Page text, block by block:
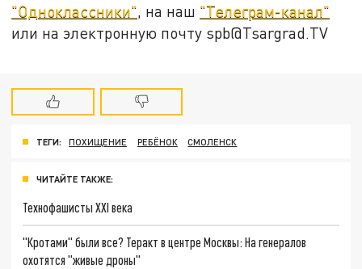
"Одноклассники", на наш "Телеграм-канал"
или на электронную почту spb@Tsargrad.TV
ТЕГИ: ПОХИЩЕНИЕ РЕБЁНОК СМОЛЕНСК
ЧИТАЙТЕ ТАКЖЕ:
Технофашисты XXI века
"Кротами" были все? Теракт в центре Москвы: На генералов
охотятся "живые дроны"